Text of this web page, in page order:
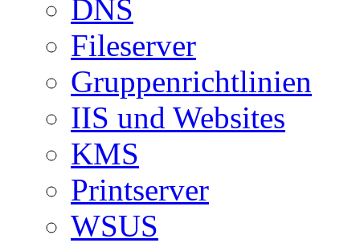
DNS
Fileserver
Gruppenrichtlinien
IIS und Websites
KMS
Printserver
WSUS